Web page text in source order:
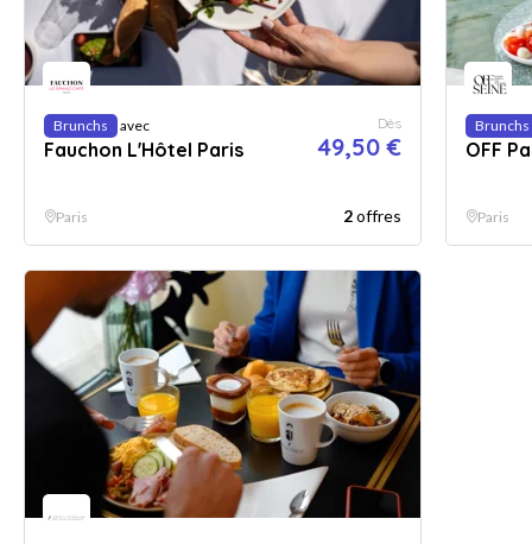
Brunchs avec
Fauchon L'Hôtel Paris
Dès
49,50 €
Paris 2offres
Brunchs
OFF
Paris